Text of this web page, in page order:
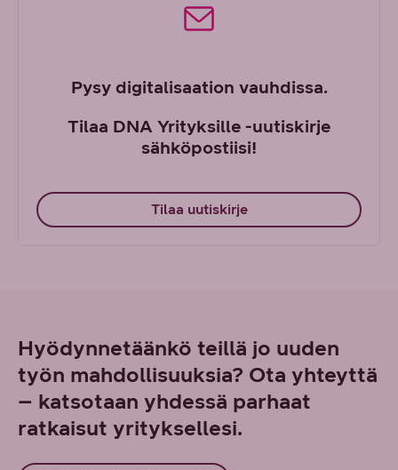
Pysy digitalisaation vauhdissa.
Tilaa DNA Yrityksille -uutiskirje
sähköpostiisi!
Tilaa uutiskirje
Hyödynnetäänkö teillä jo uuden
työn mahdollisuuksia? Ota yhteyttä
– katsotaan yhdessä parhaat
ratkaisut yrityksellesi.